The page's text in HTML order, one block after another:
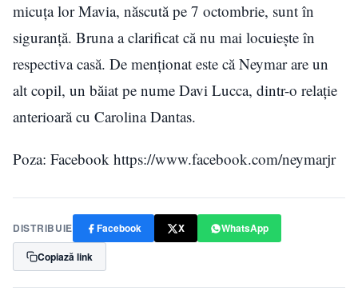
micuța lor Mavia, născută pe 7 octombrie, sunt în
siguranță. Bruna a clarificat că nu mai locuiește în
respectiva casă. De menționat este că Neymar are un
alt copil, un băiat pe nume Davi Lucca, dintr-o relație
anterioară cu Carolina Dantas.
Poza: Facebook https://www.facebook.com/neymarjr
DISTRIBUIE Facebook X
WhatsApp
Copiază link